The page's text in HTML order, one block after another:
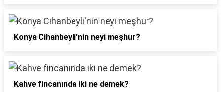
Konya Cihanbeyli'nin neyi meşhur?
Kahve fincanında iki ne demek?